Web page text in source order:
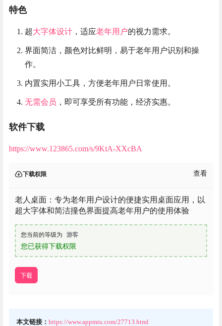
特色
超大字体设计 ，适应老年用户的视力需求。
界面简洁，颜色对比鲜明，易于老年用户识别和操
作。
内置实用小工具，方便老年用户日常使用。
无需会员 ，即可享受所有功能，经济实惠。
软件下载
https://www.123865.com/s/9KtA-XXcBA
下载权限 查看
老人桌面：专为老年用户设计的便捷实用桌面应用，以
超大字体和简洁撞色界面提高老年用户的使用体验
您当前的等级为 游客
您已获得下载权限
下载
本文链接： https://www.appmiu.com/27713.html